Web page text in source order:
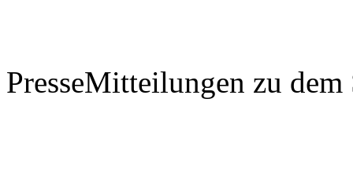
PresseMitteilungen zu